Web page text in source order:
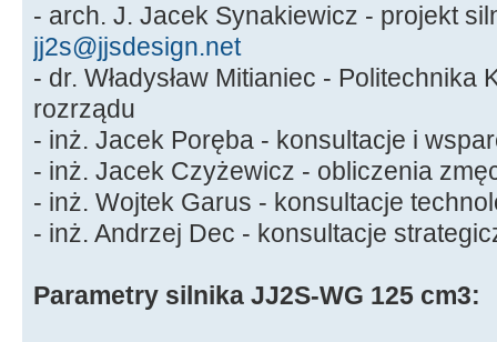
- arch. J. Jacek Synakiewicz - projekt
jj2s@jjsdesign.net
- dr. Władysław Mitianiec - Politechnika
rozrządu
- inż. Jacek Poręba - konsultacje i
- inż. Jacek Czyżewicz - obliczenia
- inż. Wojtek Garus - konsultacje
- inż. Andrzej Dec - konsultacje
Parametry silnika JJ2S-WG 125 cm3: